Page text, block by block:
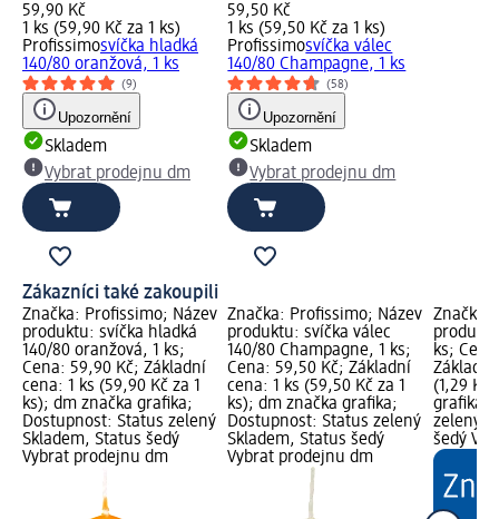
59,90 Kč
1 ks (59,90 Kč za 1 ks)
Profissimosvíčka hladká
140/80 oranžová, 1 ks
(9)
Upozornění
Skladem
Vybrat prodejnu dm
59,50 Kč
1 ks (59,50 Kč za 1 ks)
Profissimosvíčka válec
140/80 Champagne, 1 ks
(58)
Upozornění
Skladem
Vybrat prodejnu dm
Zákazníci také zakoupili
Značka: Profissimo; Název
produktu: svíčka hladká
140/80 oranžová, 1 ks;
Cena: 59,90 Kč; Základní
cena: 1 ks (59,90 Kč za 1
ks); dm značka grafika;
Dostupnost: Status zelený
Skladem, Status šedý
Vybrat prodejnu dm
Značka: Profissimo; Název
produktu: svíčka válec
140/80 Champagne, 1 ks;
Cena: 59,50 Kč; Základní
cena: 1 ks (59,50 Kč za 1
ks); dm značka grafika;
Dostupnost: Status zelený
Skladem, Status šedý
Vybrat prodejnu dm
Značka:
ks;
Základní
(1,29 Kč
grafika;
zelený
šedý